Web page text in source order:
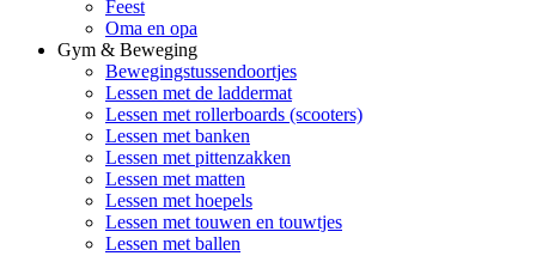
Feest
Oma en opa
Gym & Beweging
Bewegingstussendoortjes
Lessen met de laddermat
Lessen met rollerboards (scooters)
Lessen met banken
Lessen met pittenzakken
Lessen met matten
Lessen met hoepels
Lessen met touwen en touwtjes
Lessen met ballen